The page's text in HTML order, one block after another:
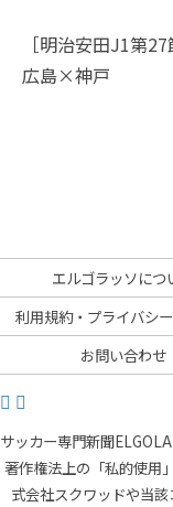
［明治安田J1第
広島×神戸
エルゴラッソにつ
利用規約・プライバシ
お問い合わせ
サッカー専門新聞
著作権法上の「私的使用
式会社スクワッドや当